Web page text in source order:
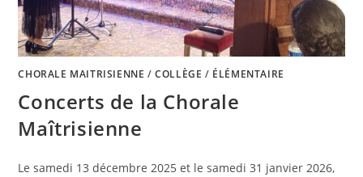
CHORALE MAITRISIENNE /COLLÈGE / ÉLÉMENTAIRE
Concerts de la Chorale
Maîtrisienne
Le samedi 13 décembre 2025 et le samedi 31 janvier 2026,